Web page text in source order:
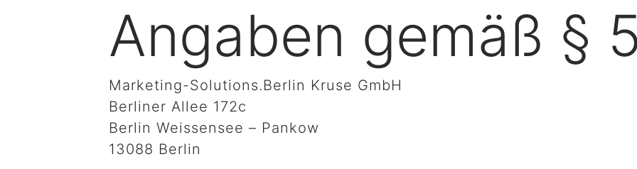
Angaben gemäß §
Marketing-Solutions.Berlin Kruse GmbH
Berliner Allee 172c
Berlin Weissensee – Pankow
13088 Berlin